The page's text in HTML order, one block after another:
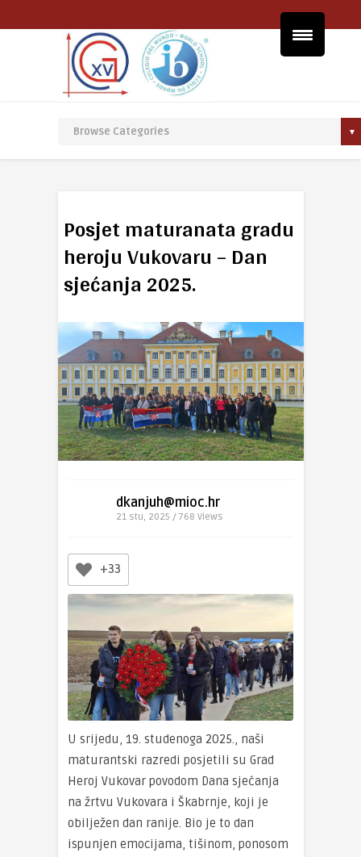
Posjet maturanata gradu
heroju Vukovaru – Dan
sjećanja 2025.
dkanjuh@mioc.hr
21 stu, 2025 / 768 Views
+33
U srijedu, 19. studenoga 2025., naši
maturantski razredi posjetili su Grad
Heroj Vukovar povodom Dana sjećanja
na žrtvu Vukovara i Škabrnje, koji je
obilježen dan ranije. Bio je to dan
ispunjen emocijama, tišinom, ponosom